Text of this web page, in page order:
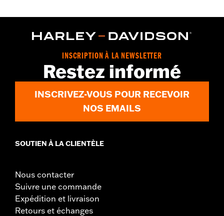
Instructions d’installation
INSCRIPTION À LA NEWSLETTER
Restez informé
INSCRIVEZ-VOUS POUR RECEVOIR
NOS EMAILS
SOUTIEN À LA CLIENTÈLE
Nous contacter
Suivre une commande
Expédition et livraison
Retours et échanges